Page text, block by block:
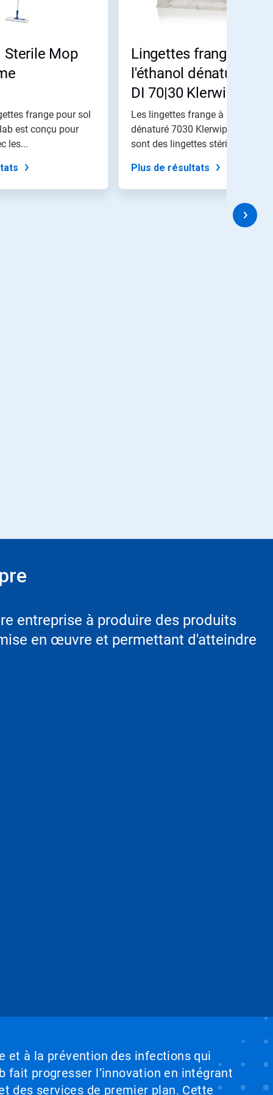
Mop
frange pour sol
est conçu pour
les...
Lingettes franges à
l'éthanol dénaturé
DI 70|30 Klerwipe™
Les lingettes frange à l'éthanol
dénaturé 7030 Klerwipe d'Ecolab
sont des lingettes stériles à...
Plus de résultats
entreprise à produire des produits
en œuvre et permettant d'atteindre
et à la prévention des infections qui
fait progresser l’innovation en intégrant
des services de premier plan. Cette